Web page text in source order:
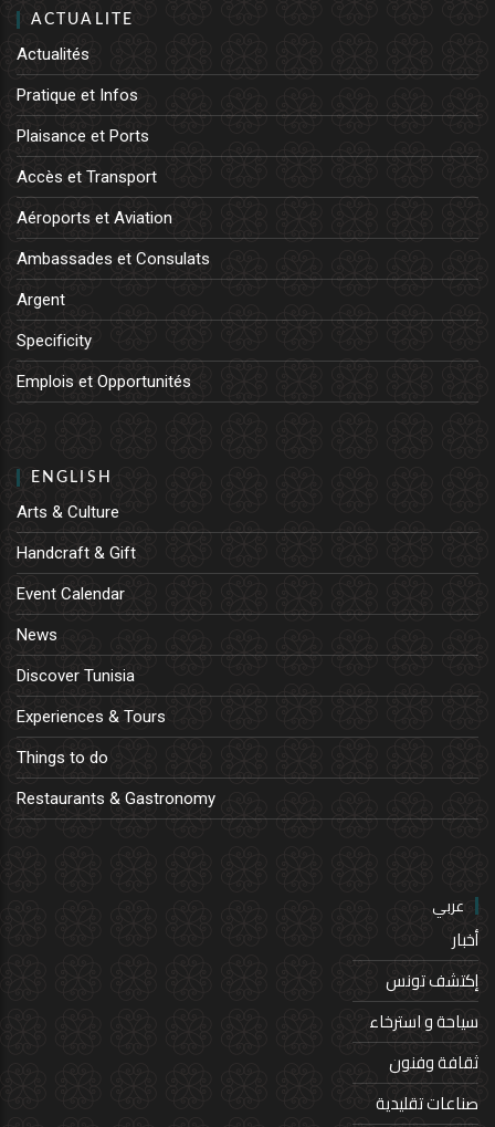
ACTUALITE
Actualités
Pratique et Infos
Plaisance et Ports
Accès et Transport
Aéroports et Aviation
Ambassades et Consulats
Argent
Specificity
Emplois et Opportunités
ENGLISH
Arts & Culture
Handcraft & Gift
Event Calendar
News
Discover Tunisia
Experiences & Tours
Things to do
Restaurants & Gastronomy
عربي
أخبار
إكتشف تونس
سياحة و استرخاء
ثقافة وفنون
صناعات تقليدية